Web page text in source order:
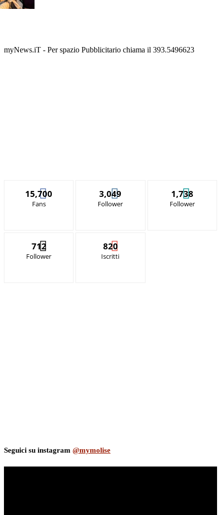
myNews.iT - Per spazio Pubblicitario chiama il 393.5496623
15,700
Fans
3,049
Follower
1,738
Follower
712
Follower
820
Iscritti
Seguici su instagram @mymolise